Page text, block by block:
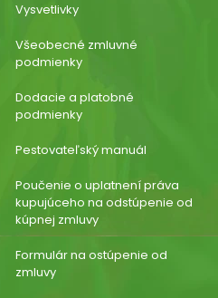
Vysvetlivky
Všeobecné zmluvné
podmienky
Dodacie a platobné
podmienky
Pestovateľský manuál
Poučenie o uplatnení práva
kupujúceho na odstúpenie od
kúpnej zmluvy
Formulár na ostúpenie od
zmluvy